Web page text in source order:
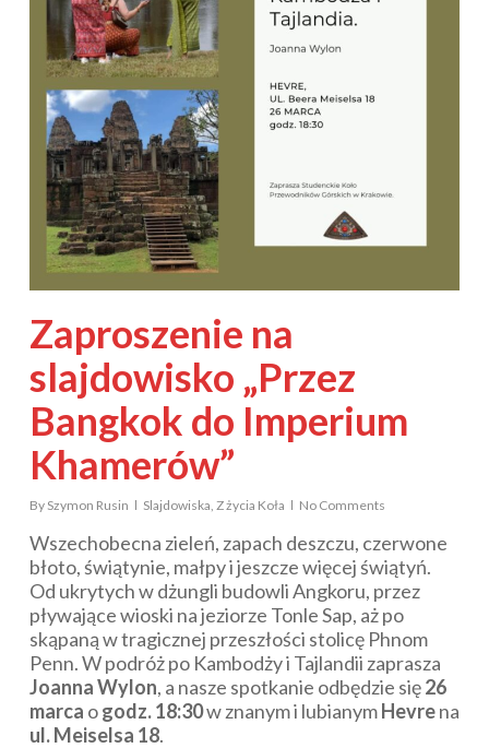
Zaproszenie na
slajdowisko „Przez
Bangkok do Imperium
Khamerów”
By Szymon Rusin Slajdowiska Z życia Koła No Comments
Wszechobecna zieleń, zapach deszczu, czerwone
błoto, świątynie, małpy i jeszcze więcej świątyń.
Od ukrytych w dżungli budowli Angkoru, przez
pływające wioski na jeziorze Tonle Sap, aż po
skąpaną w tragicznej przeszłości stolicę Phnom
Penn. W podróż po Kambodży i Tajlandii zaprasza
Joanna Wylon, a nasze spotkanie odbędzie się26
marca ogodz. 18:30w znanym i lubianymHevrena
ul. Meiselsa 18.